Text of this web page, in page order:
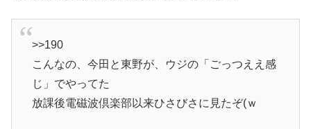
>>190
こんなの、今田と東野が、ウジの「ごっつええ感
じ」でやってた
放課後電磁波倶楽部以来ひさびさに見たぞ(ｗ